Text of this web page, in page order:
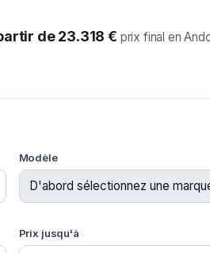
de 23.318 € prix final en
Modèle
Prix jusqu'à